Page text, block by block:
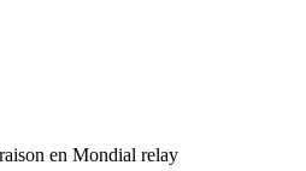
en Mondial relay